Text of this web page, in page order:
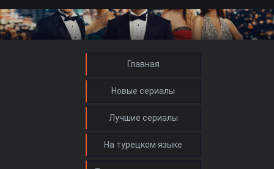
Главная
Новые сериалы
Лучшие сериалы
На турецком языке